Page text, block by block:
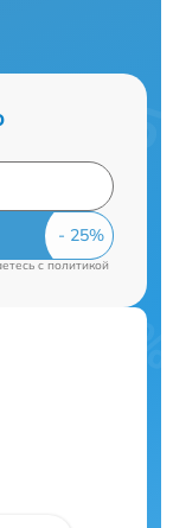
cполитикой